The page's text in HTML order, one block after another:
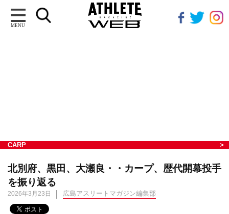
MENU
CARP
北別府、黒田、大瀬良・・カープ、歴代開幕投手
を振り返る
2026年3月23日 広島アスリートマガジン編集部